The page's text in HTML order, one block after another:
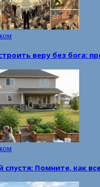
веру без бога:
спустя: Помните, как